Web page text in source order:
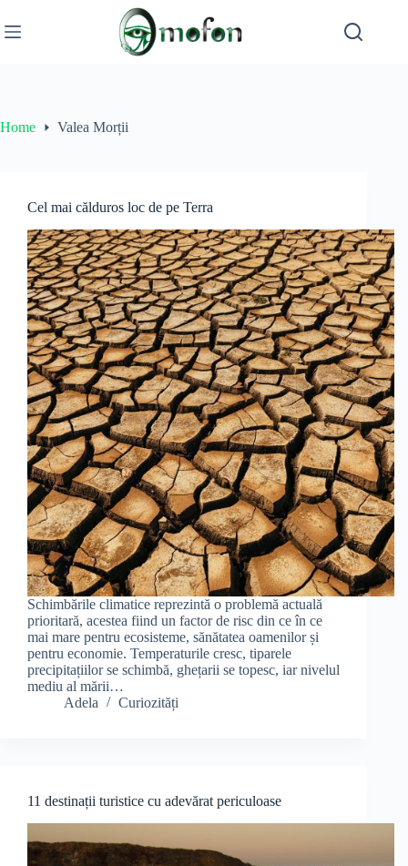
to
content
Home Valea Morții
Cel mai călduros loc de pe Terra
Schimbările climatice reprezintă o problemă actuală
prioritară, acestea fiind un factor de risc din ce în ce
mai mare pentru ecosisteme, sănătatea oamenilor și
pentru economie. Temperaturile cresc, tiparele
precipitațiilor se schimbă, ghețarii se topesc, iar nivelul
mediu al mării…
Adela
Curiozități
11 destinații turistice cu adevărat periculoase